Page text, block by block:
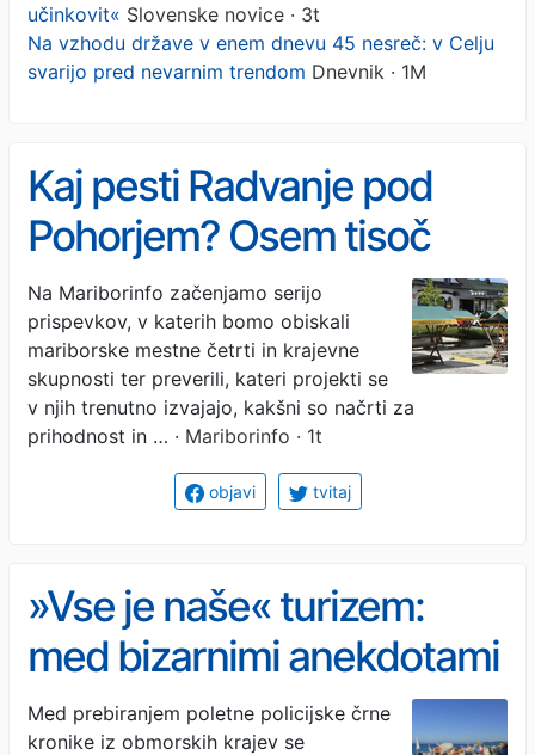
učinkovit« Slovenske novice · 3t
Na vzhodu države v enem dnevu 45 nesreč: v Celju
svarijo pred nevarnim trendom Dnevnik · 1M
Kaj pesti Radvanje pod
Pohorjem? Osem tisoč
ljudi, prostora za druženje
pa le za peščico
Na Mariborinfo začenjamo serijo
prispevkov, v katerih bomo obiskali
mariborske mestne četrti in krajevne
skupnosti ter preverili, kateri projekti se
v njih trenutno izvajajo, kakšni so načrti za
prihodnost in … · Mariborinfo · 1t
objavi tvitaj
»Vse je naše« turizem:
med bizarnimi anekdotami
in resnim kriminalom
Med prebiranjem poletne policijske črne
kronike iz obmorskih krajev se